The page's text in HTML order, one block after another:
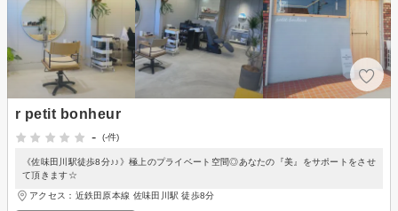
r petit bonheur
-
(-件)
《佐味田川駅徒歩8分♪♪》極上のプライベート空間◎あなたの『美』をサポートをさせ
て頂きます☆
アクセス：近鉄田原本線 佐味田川駅 徒歩8分